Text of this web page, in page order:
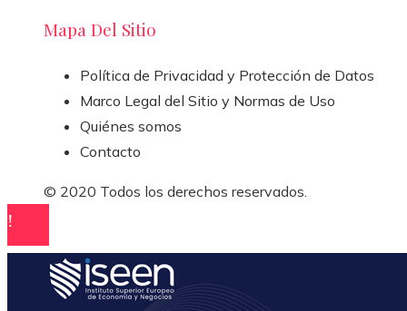
Mapa Del Sitio
Política de Privacidad y Protección de Datos
Marco Legal del Sitio y Normas de Uso
Quiénes somos
Contacto
© 2020 Todos los derechos reservados.